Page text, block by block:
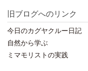
旧ブログへのリンク
今日のカグヤクルー日記
自然から学ぶ
ミマモリストの実践